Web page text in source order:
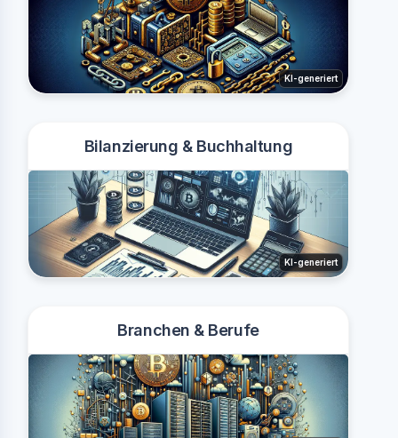
KI-generiert
Bilanzierung & Buchhaltung
KI-generiert
Branchen & Berufe